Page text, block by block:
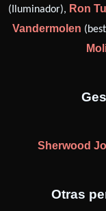
(Iluminador), Ron
Vandermolen
Sherwood
Otras